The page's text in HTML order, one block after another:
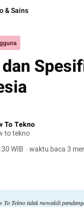
& Sains
To Tekno
to tekno
WIB · waktu baca 3
To Tekno tidak mewakili